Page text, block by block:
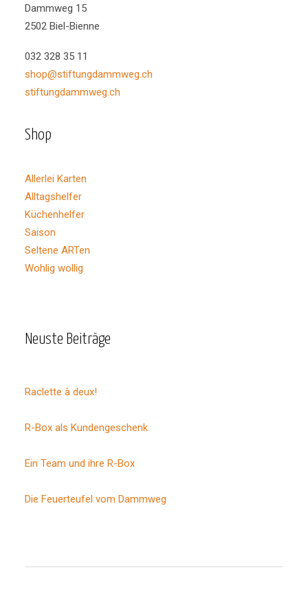
Varianten
auf.
Die
können
auf
Produktseite
Dammweg 15
2502 Biel-Bienne
032 328 35 11
shop@stiftungdammweg.ch
stiftungdammweg.ch
Shop
Allerlei Karten
Alltagshelfer
Küchenhelfer
Saison
Seltene ARTen
Wohlig wollig
Neuste Beiträge
Raclette à deux!
R-Box als Kundengeschenk
Ein Team und ihre R-Box
Die Feuerteufel vom Dammweg